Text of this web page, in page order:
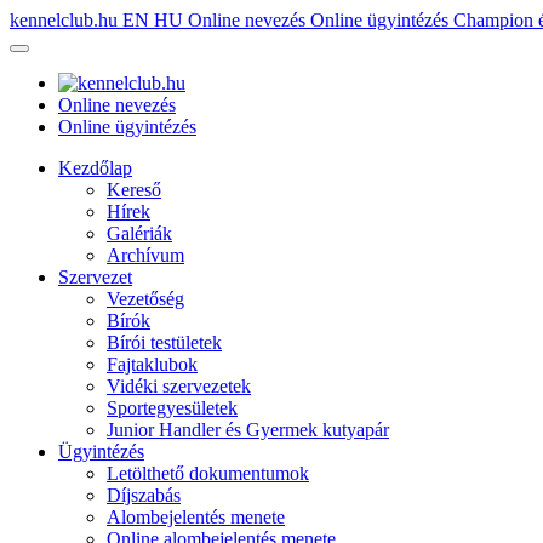
kennelclub.hu EN HU Online nevezés Online ügyintézés Champion
Online nevezés
Online ügyintézés
Kezdőlap
Kereső
Hírek
Galériák
Archívum
Szervezet
Vezetőség
Bírók
Bírói testületek
Fajtaklubok
Vidéki szervezetek
Sportegyesületek
Junior Handler és Gyermek kutyapár
Ügyintézés
Letölthető dokumentumok
Díjszabás
Alombejelentés menete
Online alombejelentés menete